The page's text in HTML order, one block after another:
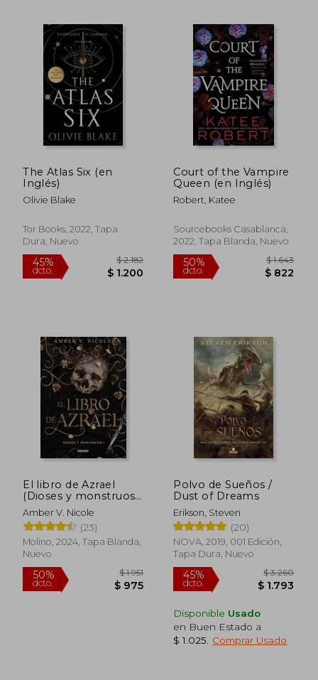
40% 15%
The Atlas Six (en
Inglés)
Olivie Blake
Tor Books, 2022, Tapa
Dura, Nuevo
45%
dcto.
$ 2.182
Court of the Vampire
Queen (en Inglés)
Robert, Katee
Sourcebooks Casablanca,
2022, Tapa Blanda, Nuevo
50%
dcto.
El libro de Azrael
(Dioses y monstruos
1)
Amber V. Nicole
(23)
Molino, 2024, Tapa Blanda,
Nuevo
Polvo de Sueños /
Dust of Dreams
Erikson, Steven
(20)
NOVA, 2019, 001 Edición,
Tapa Dura, Nuevo
Disponible Usado
en Buen Estado a
$ 1.025
Comprar Usado